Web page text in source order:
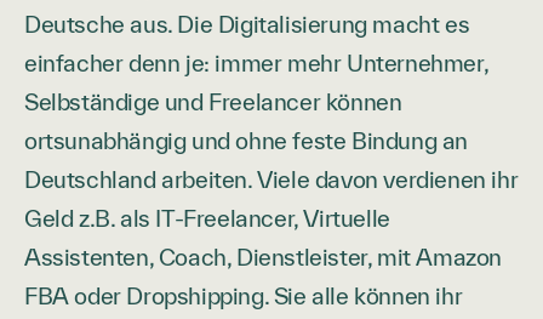
Deutsche aus. Die Digitalisierung macht es
einfacher denn je: immer mehr Unternehmer,
Selbständige und Freelancer können
ortsunabhängig und ohne feste Bindung an
Deutschland arbeiten. Viele davon verdienen ihr
Geld z.B. als IT-Freelancer, Virtuelle
Assistenten, Coach, Dienstleister, mit Amazon
FBA oder Dropshipping. Sie alle können ihr